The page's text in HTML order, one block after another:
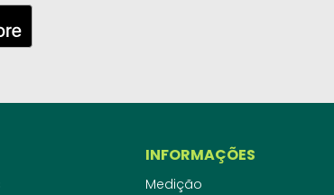
INFORMAÇÕES
Medição